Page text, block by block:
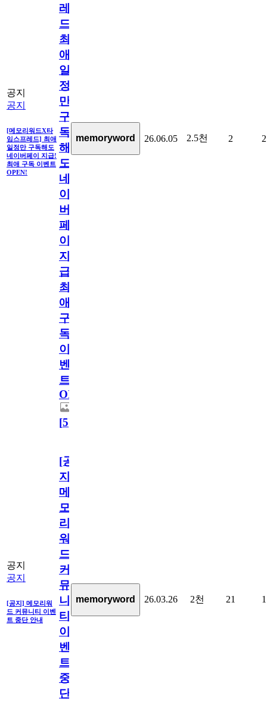
공지
공지
[메모리워드X타
임스프레드] 최애
일정만 구독해도
네이버페이 지급!
최애 구독 이벤트
OPEN!
레
드]
최
애
일
정
만
구
독
해
도
네
이
버
페
이
지
급!
최
애
구
독
이
벤
트
OPEN!
[5]
memoryword 26.06.05 2.5천 2 2
공지
공지
[공지] 메모리워
드 커뮤니티 이벤
트 중단 안내
[공
지]
메
모
리
워
드
커
뮤
니
티
이
벤
트
중
단
memoryword 26.03.26 2천 21 1